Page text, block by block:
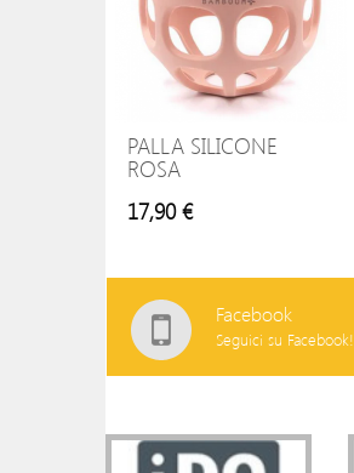
PALLA SILICONE
ROSA
17,90 €
Facebook
Seguici su Facebook!